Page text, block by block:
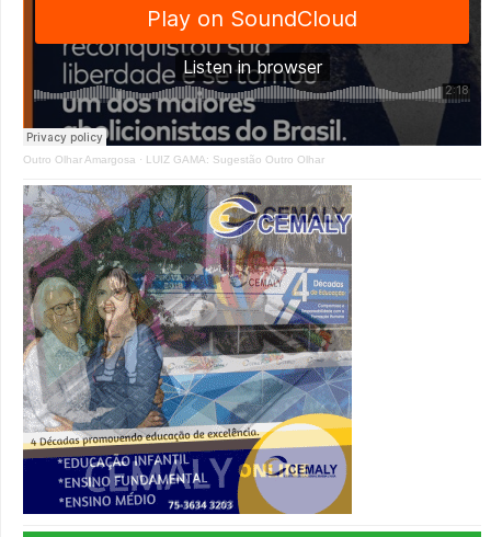
Outro Olhar Amargosa · LUIZ GAMA: Sugestão Outro Olhar